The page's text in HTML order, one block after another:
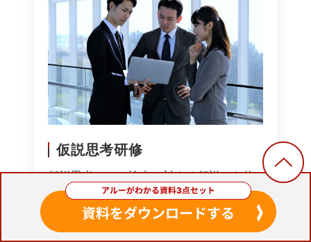
仮説思考研修
仮説思考とは、論点に対する仮説から物
事を思考する方法のことです。仮説検証
サイクルや情報を得るコツ、スピーディ
ーに仮説を検証する方法などを学ぶこと